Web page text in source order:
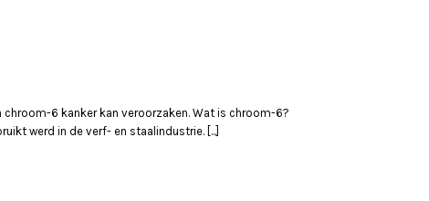
6 kanker kan veroorzaken. Wat is chroom-6?
werd in de verf- en staalindustrie. [...]